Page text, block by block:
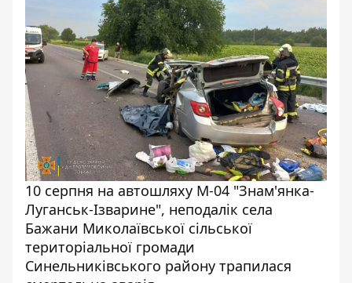
10 серпня на автошляху М-04 "Знам'янка-
Луганськ-Ізварине", неподалік села
Бажани Миколаївської сільської
територіальної громади
Синельниківського району трапилася